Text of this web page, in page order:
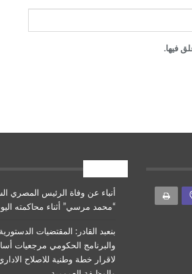
فيها.
أنباء عن وفاة الرئيس المصري
“محمد مرسي” أثناء محاكمته
بنعبد القادر: المقتضيات الدستورية
والبرنامج الحكومي مرجعيات
لاقرار خطة وطنية للاصلاح